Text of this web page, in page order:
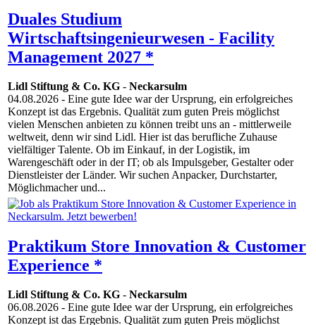
Duales Studium
Wirtschaftsingenieurwesen - Facility
Management 2027 *
Lidl Stiftung & Co. KG - Neckarsulm
04.08.2026 - Eine gute Idee war der Ursprung, ein erfolgreiches
Konzept ist das Ergebnis. Qualität zum guten Preis möglichst
vielen Menschen anbieten zu können treibt uns an - mittlerweile
weltweit, denn wir sind Lidl. Hier ist das berufliche Zuhause
vielfältiger Talente. Ob im Einkauf, in der Logistik, im
Warengeschäft oder in der IT; ob als Impulsgeber, Gestalter oder
Dienstleister der Länder. Wir suchen Anpacker, Durchstarter,
Möglichmacher und...
Praktikum Store Innovation & Customer
Experience *
Lidl Stiftung & Co. KG - Neckarsulm
06.08.2026 - Eine gute Idee war der Ursprung, ein erfolgreiches
Konzept ist das Ergebnis. Qualität zum guten Preis möglichst